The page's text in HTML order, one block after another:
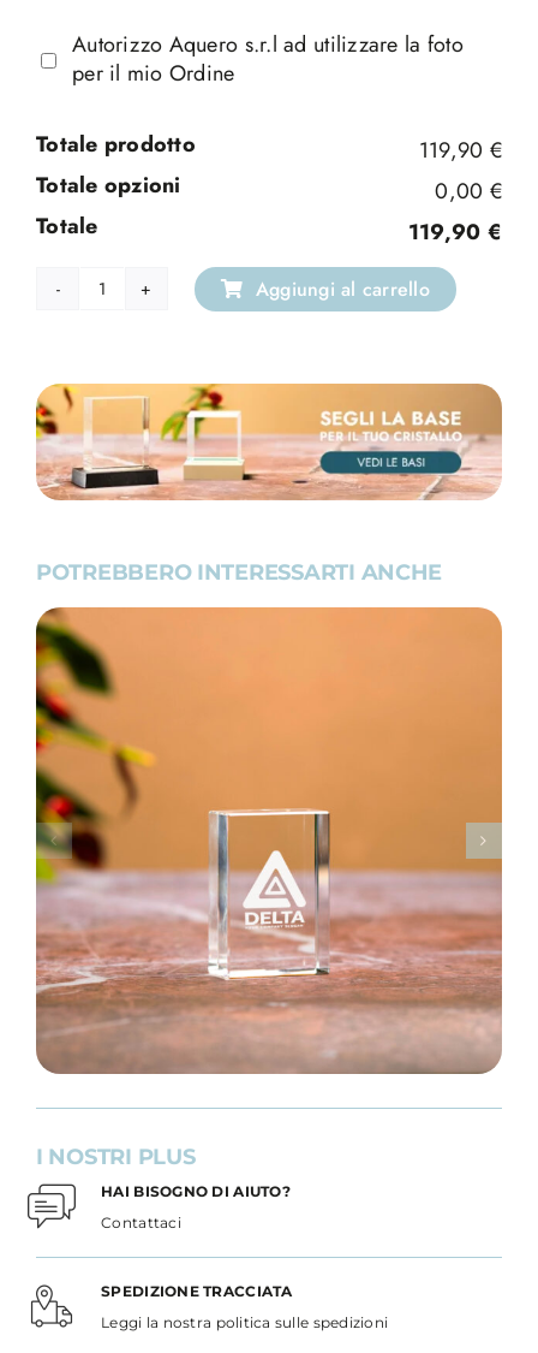
Autorizzo Aquero s.r.l ad utilizzare la foto
per il mio Ordine
Totale prodotto
119,90 €
Totale opzioni
0,00 €
Totale
119,90 €
Cristallo
quantità
Aggiungi al carrello
POTREBBERO INTERESSARTI ANCHE
I NOSTRI PLUS
HAI BISOGNO DI AIUTO?
Contattaci
SPEDIZIONE TRACCIATA
Leggi la nostra politica sulle spedizioni